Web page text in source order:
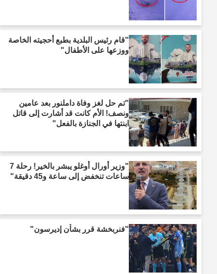
"قام رئيس البلدية بطبع أحجيته الخاصة
ووزعها على الأطفال"
"تم حل لغز وفاة داملنور بعد عامين
ونصف! الأم كانت قد أشارت إلى قاتل
ابنتها في الجنازة بالفعل"
"وزير أورال أوغلو يبشر بالخير! رحلة 7
ساعات تنخفض إلى ساعة و45 دقيقة"
"فنربخشة قرر بشأن إديرسون"